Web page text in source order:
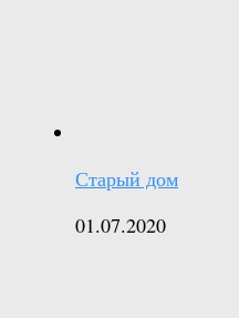
Старый дом
01.07.2020